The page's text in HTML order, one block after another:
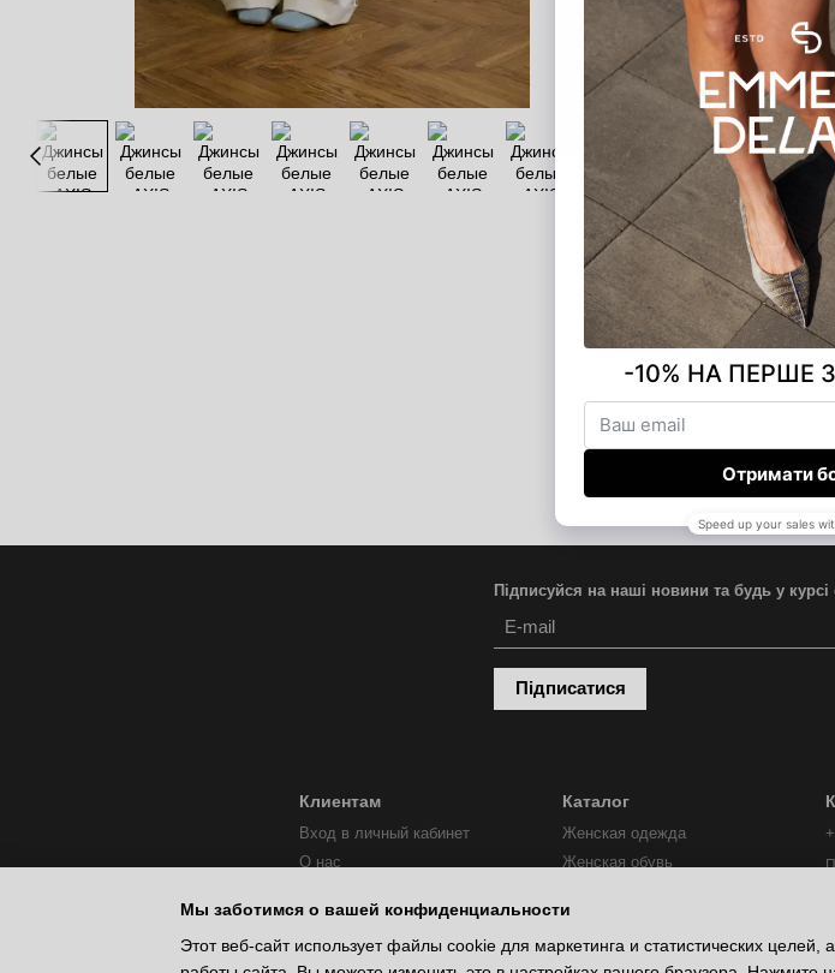
Описание
Підписуйся на наші новини та будь у
Підписатися
Клиентам
Вход в личный кабинет
О нас
Каталог
Женская одежда
Женская обувь
Новая коллекция
Сollection
Мы заботимся о вашей конфиденциальности
Этот веб-сайт использует файлы cookie для маркетинга и статистических целей,